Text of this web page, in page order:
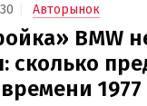
Авторынок
BMW
сколько
1977